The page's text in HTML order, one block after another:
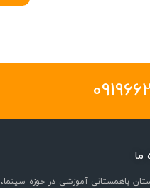
ما
باهمستانی آموزشی در حوزه